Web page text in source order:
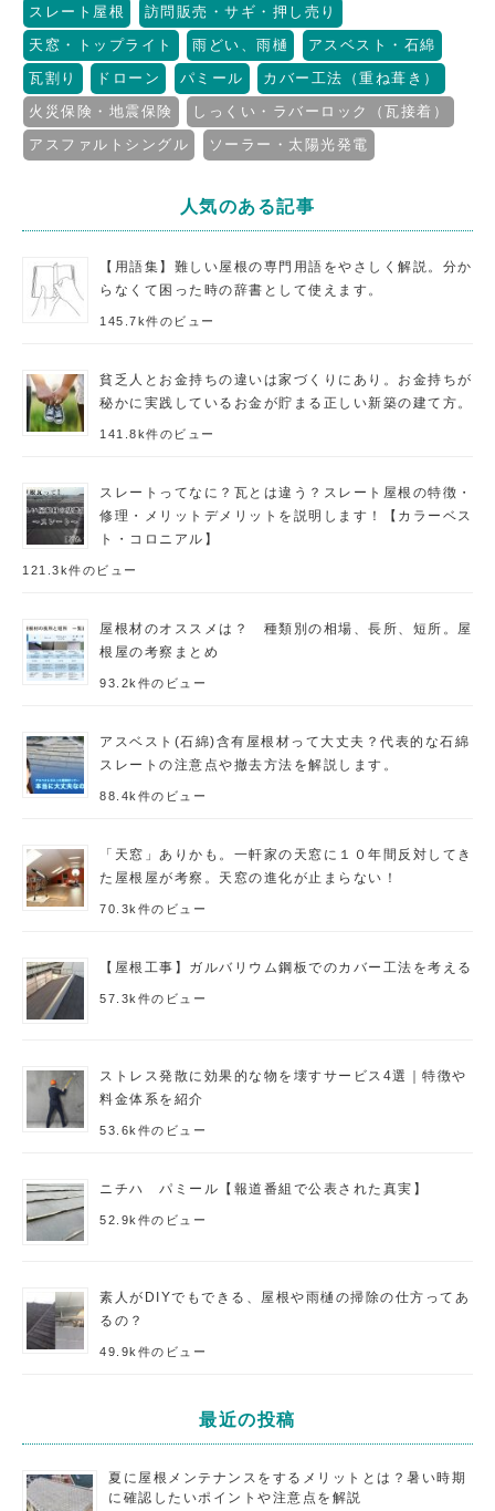
スレート屋根
訪問販売・サギ・押し売り
天窓・トップライト
雨どい、雨樋
アスベスト・石綿
瓦割り
ドローン パミール
カバー工法（重ね葺き）
火災保険・地震保険
しっくい・ラバーロック（瓦接着）
アスファルトシングル
ソーラー・太陽光発電
人気のある記事
【用語集】難しい屋根の専門用語をやさしく解説。分か
らなくて困った時の辞書として使えます。
145.7k件のビュー
貧乏人とお金持ちの違いは家づくりにあり。お金持ちが
秘かに実践しているお金が貯まる正しい新築の建て方。
141.8k件のビュー
スレートってなに？瓦とは違う？スレート屋根の特徴・
修理・メリットデメリットを説明します！【カラーベス
ト・コロニアル】
121.3k件のビュー
屋根材のオススメは？ 種類別の相場、長所、短所。屋
根屋の考察まとめ
93.2k件のビュー
アスベスト(石綿)含有屋根材って大丈夫？代表的な石綿
スレートの注意点や撤去方法を解説します。
88.4k件のビュー
「天窓」ありかも。一軒家の天窓に１０年間反対してき
た屋根屋が考察。天窓の進化が止まらない！
70.3k件のビュー
【屋根工事】ガルバリウム鋼板でのカバー工法を考える
57.3k件のビュー
ストレス発散に効果的な物を壊すサービス4選｜特徴や
料金体系を紹介
53.6k件のビュー
ニチハ パミール【報道番組で公表された真実】
52.9k件のビュー
素人がDIYでもできる、屋根や雨樋の掃除の仕方ってあ
るの？
49.9k件のビュー
最近の投稿
夏に屋根メンテナンスをするメリットとは？暑い時期
に確認したいポイントや注意点を解説